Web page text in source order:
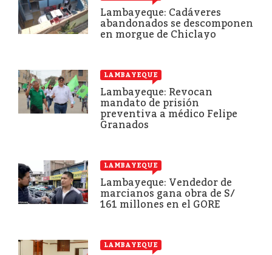
Lambayeque: Cadáveres
abandonados se descomponen
en morgue de Chiclayo
LAMBAYEQUE
Lambayeque: Revocan
mandato de prisión
preventiva a médico Felipe
Granados
LAMBAYEQUE
Lambayeque: Vendedor de
marcianos gana obra de S/
161 millones en el GORE
LAMBAYEQUE